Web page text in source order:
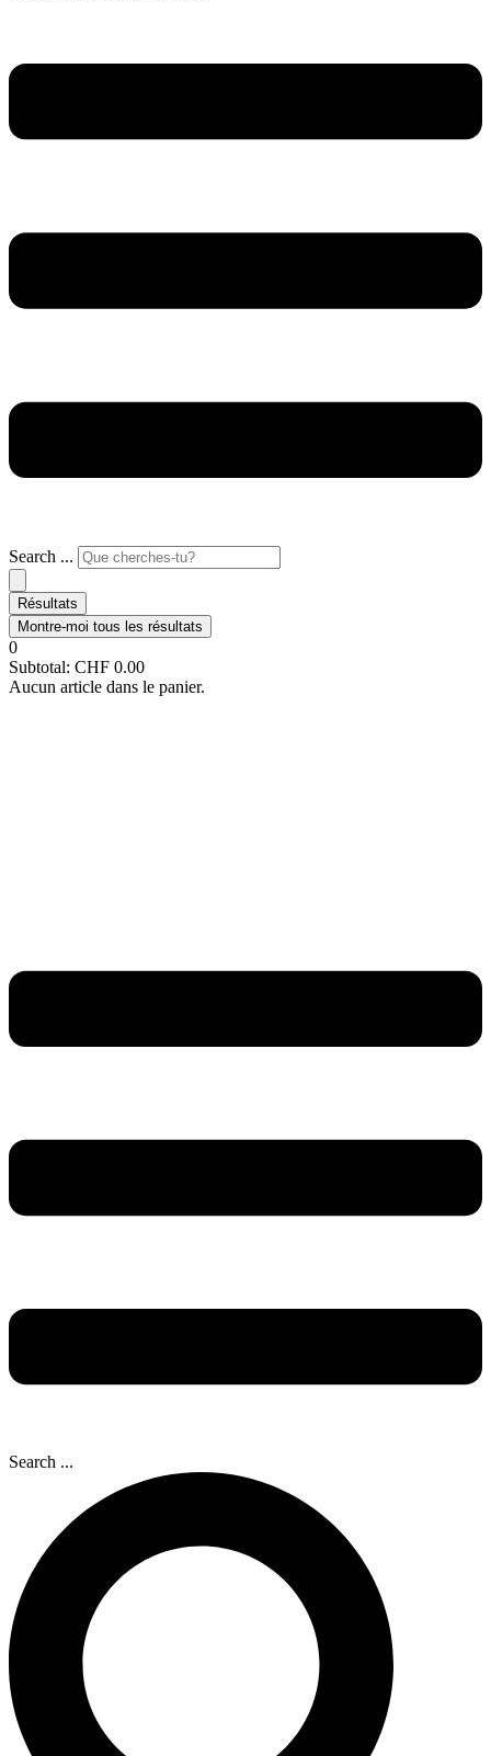
Search ...
Résultats
Montre-moi tous les résultats
0
Subtotal: CHF 0.00
Aucun article dans le panier.
Search ...